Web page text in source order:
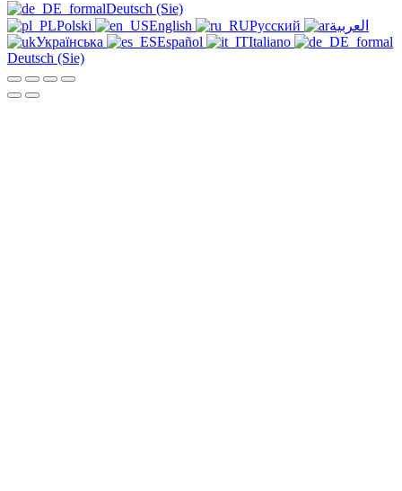
Deutsch (Sie)
Polski
English Русский
العربية
Українська
Español
Italiano
Deutsch (Sie)